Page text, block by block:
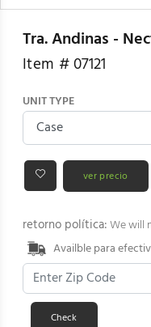
Tra. Andinas -
Item #07121
UNIT TYPE
ver precio
retorno política:We will
Availble para